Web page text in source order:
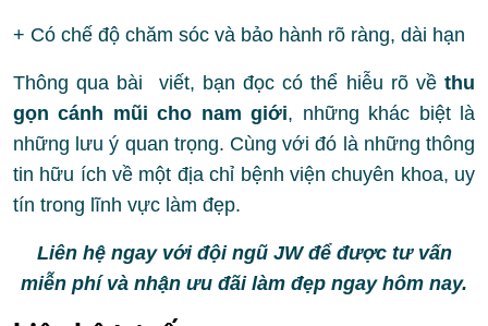
+ Có chế độ chăm sóc và bảo hành rõ ràng, dài hạn
Thông qua bài viết, bạn đọc có thể hiễu rõ về thu
gọn cánh mũi cho nam giới, những khác biệt là
những lưu ý quan trọng. Cùng với đó là những thông
tin hữu ích về một địa chỉ bệnh viện chuyên khoa, uy
tín trong lĩnh vực làm đẹp.
Liên hệ ngay với đội ngũ JW để được tư vấn
miễn phí và nhận ưu đãi làm đẹp ngay hôm nay.